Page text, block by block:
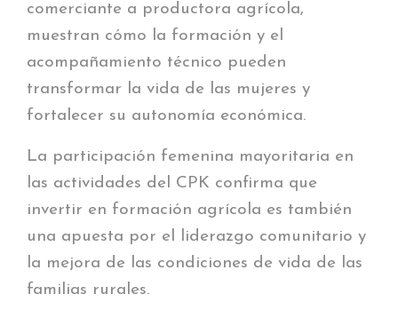
comerciante a productora agrícola,
muestran cómo la formación y el
acompañamiento técnico pueden
transformar la vida de las mujeres y
fortalecer su autonomía económica.
La participación femenina mayoritaria en
las actividades del CPK confirma que
invertir en formación agrícola es también
una apuesta por el liderazgo comunitario y
la mejora de las condiciones de vida de las
familias rurales.